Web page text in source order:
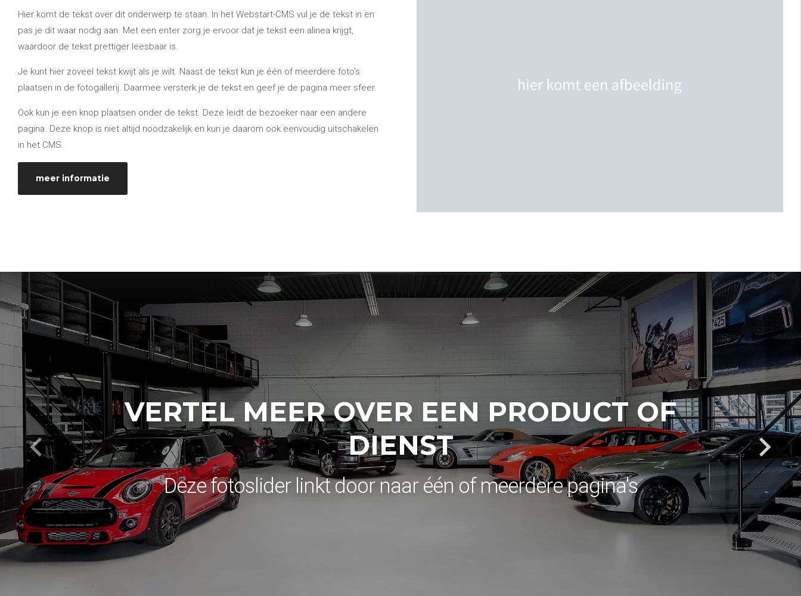
Hier komt de tekst over dit onderwerp te staan. In het Webstart-CMS vul je de tekst in en
pas je dit waar nodig aan. Met een enter zorg je ervoor dat je tekst een alinea krijgt,
waardoor de tekst prettiger leesbaar is.
Je kunt hier zoveel tekst kwijt als je wilt. Naast de tekst kun je één of meerdere foto’s
plaatsen in de fotogallerij. Daarmee versterk je de tekst en geef je de pagina meer sfeer.
Ook kun je een knop plaatsen onder de tekst. Deze leidt de bezoeker naar een andere
pagina. Deze knop is niet altijd noodzakelijk en kun je daarom ook eenvoudig uitschakelen
in het CMS.
meer informatie
VERTEL MEER OVER EEN PRODUCT OF
DIENST
Deze fotoslider linkt door naar één of meerdere pagina's